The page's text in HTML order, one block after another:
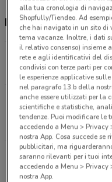
Negozi BNL a
Via San
234 m
Corso Vittorio
Stabia
12.3 km
Via Dei Mille
15.6 km
alla tua cronologia di
Shopfully/Tiendeo. Ad
che hai navigato in un sito di
tema vacanze. Inoltre, i dati
il relativo consenso) insieme
rete e agli identificativi del
condivisi con terze parti per
le esperienze applicative
nel paragrafo 13.b della
anche essere utilizzati per la
scientifiche e statistiche,
tendenze. Puoi modificare le
accedendo a Menu >
nostra App. Cosa succede
pubblicitari, ma
saranno rilevanti per i tuoi
accedendo a Menu >
nostra App.